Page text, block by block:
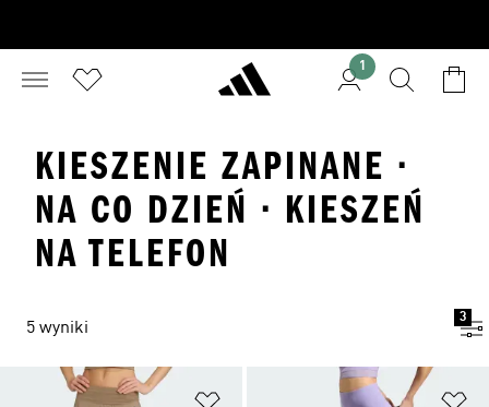
1
KIESZENIE ZAPINANE ·
NA CO DZIEŃ · KIESZEŃ
NA TELEFON
5 wyniki
3
Dodaj do listy życzeń